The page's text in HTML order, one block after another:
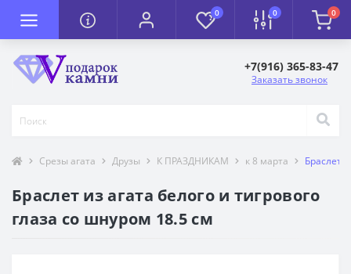
0 0 0
+7(916) 365-83-47
Заказать звонок
Срезы агата Друзы К ПРАЗДНИКАМ к 8 марта Браслет
Браслет из агата белого и тигрового
глаза со шнуром 18.5 см